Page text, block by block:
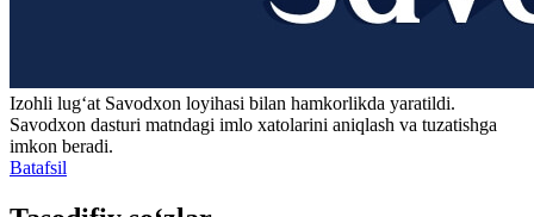
Izohli lugʻat Savodxon loyihasi bilan hamkorlikda yaratildi.
Savodxon dasturi matndagi imlo xatolarini aniqlash va tuzatishga
imkon beradi.
Batafsil